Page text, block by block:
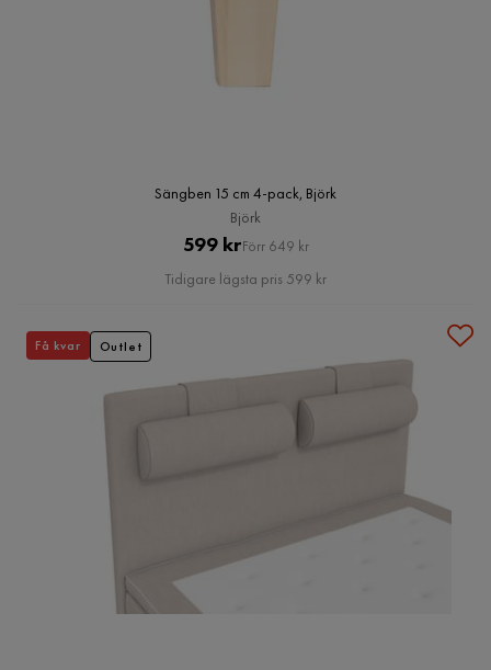
Sängben 15 cm 4-pack, Björk
Björk
Pris
599 krOriginal
Pris
Förr 649 kr
Tidigare lägsta pris 599 kr
Få kvar Outlet